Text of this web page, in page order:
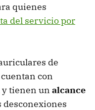
quienes
del servicio por
de
con
y tienen un alcance
desconexiones